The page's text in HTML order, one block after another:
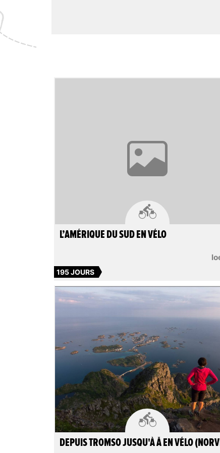

L’AMÉRIQUE DU SUD EN VÉLO
195 JOURS

DEPUIS TROMSO JUSQU'À Å EN VÉLO